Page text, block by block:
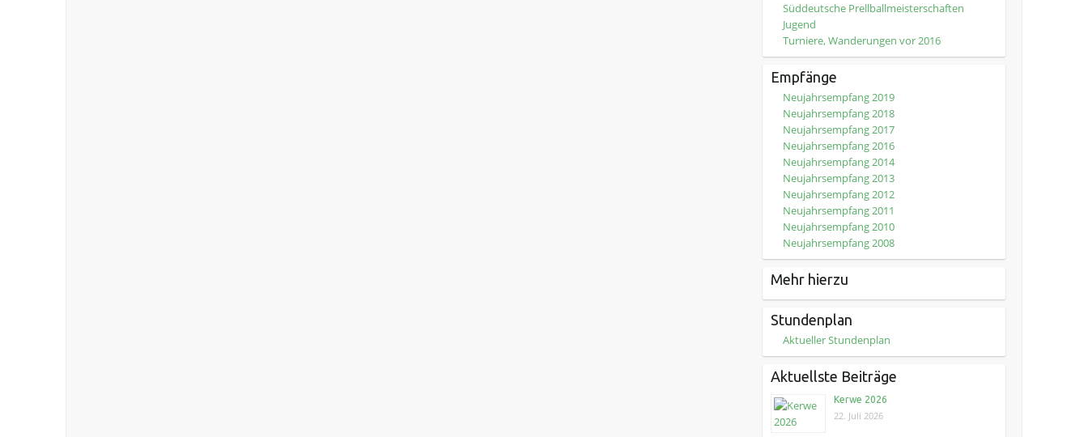
Süddeutsche Prellballmeisterschaften
Jugend
Turniere, Wanderungen vor 2016
Empfänge
Neujahrsempfang 2019
Neujahrsempfang 2018
Neujahrsempfang 2017
Neujahrsempfang 2016
Neujahrsempfang 2014
Neujahrsempfang 2013
Neujahrsempfang 2012
Neujahrsempfang 2011
Neujahrsempfang 2010
Neujahrsempfang 2008
Mehr hierzu
Stundenplan
Aktueller Stundenplan
Aktuellste Beiträge
Kerwe 2026
22. Juli 2026